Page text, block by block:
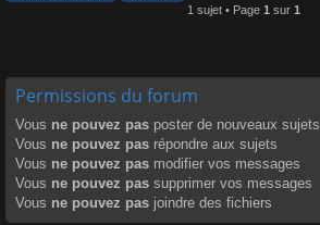
1 sujet • Page 1 sur 1
Permissions du forum
Vous ne pouvez pas poster de nouveaux sujets
Vous ne pouvez pas répondre aux sujets
Vous ne pouvez pas modifier vos messages
Vous ne pouvez pas supprimer vos messages
Vous ne pouvez pas joindre des fichiers